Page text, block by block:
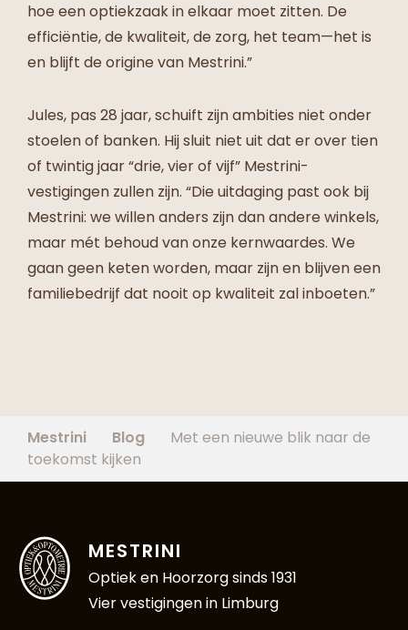
hoe een optiekzaak in elkaar moet zitten. De
efficiëntie, de kwaliteit, de zorg, het team—het is
en blijft de origine van Mestrini.”
Jules, pas 28 jaar, schuift zijn ambities niet onder
stoelen of banken. Hij sluit niet uit dat er over tien
of twintig jaar “drie, vier of vijf” Mestrini-
vestigingen zullen zijn. “Die uitdaging past ook bij
Mestrini: we willen anders zijn dan andere winkels,
maar mét behoud van onze kernwaardes. We
gaan geen keten worden, maar zijn en blijven een
familiebedrijf dat nooit op kwaliteit zal inboeten.”
Mestrini Blog
Met een nieuwe blik naar de
toekomst kijken
MESTRINI
Optiek en Hoorzorg sinds 1931
Vier vestigingen in Limburg